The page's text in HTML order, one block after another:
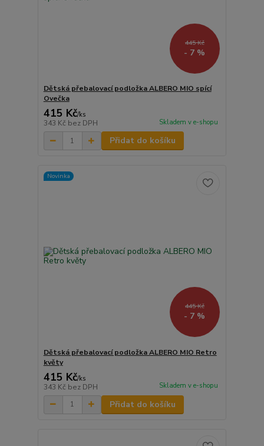
445 Kč
- 7 %
Dětská přebalovací podložka ALBERO MIO spící
Ovečka
415 Kč/ks
343 Kč bez DPH Skladem v e-shopu
Přidat do košíku
Novinka
445 Kč
- 7 %
Dětská přebalovací podložka ALBERO MIO Retro
květy
415 Kč/ks
343 Kč bez DPH Skladem v e-shopu
Přidat do košíku